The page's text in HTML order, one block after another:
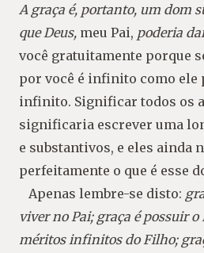
A graça é, portanto, um dom
que Deus, meu Pai, poderia
você gratuitamente porque
por você é infinito como ele
infinito. Significar todos os
significaria escrever uma
e substantivos, e eles ainda
perfeitamente o que é esse
Apenas lembre-se disto:
viver no Pai; graça é possuir
méritos infinitos do Filho;